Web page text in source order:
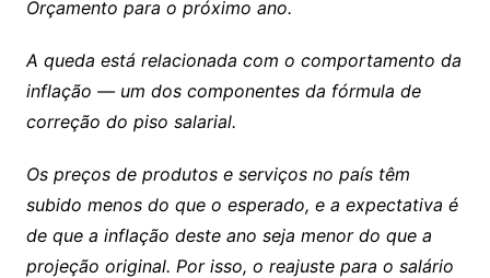
Orçamento para o próximo ano.
A queda está relacionada com o comportamento da
inflação — um dos componentes da fórmula de
correção do piso salarial.
Os preços de produtos e serviços no país têm
subido menos do que o esperado, e a expectativa é
de que a inflação deste ano seja menor do que a
projeção original. Por isso, o reajuste para o salário